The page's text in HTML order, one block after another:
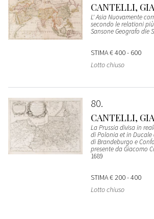
CANTELLI,
L' Asia Nuovamente
secondo le relationi
Sansone Geografo die
STIMA€ 400 - 600
Lotto chiuso
80
CANTELLI,
La Prussia divisa in
di Polonia et in
di Brandeburgo e
presente da Giacomo
1689
STIMA€ 200 - 400
Lotto chiuso